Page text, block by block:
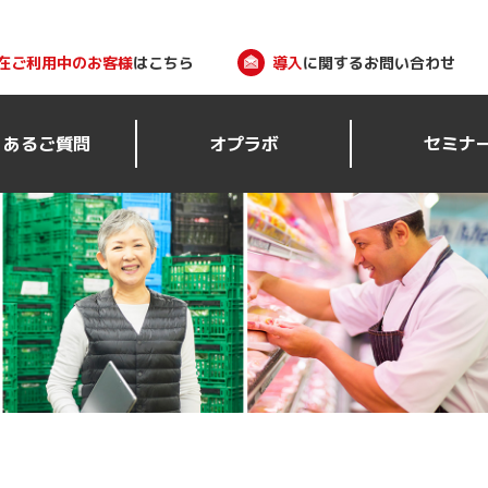
ご利用中のお客様はこちら 導入に関するお問い合わせ
るご質問 オプラボ セミナ